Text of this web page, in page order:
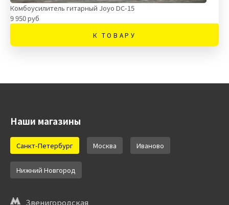
Комбоусилитель гитарный Joyo DC-15
9 950 руб
К ТОВАРУ
Наши магазины
Санкт-Петербург Москва Иваново
Нижний Новгород
Звенигородская